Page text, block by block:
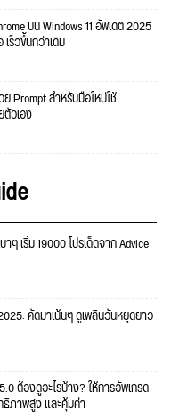
บน Windows 11 อัพเดต 2025
ร็วขึ้นกว่าเดิม
Prompt สำหรับมือใหม่ใช้
ตัวเอง
ๆ เริ่ม 19000 โปรเด็ดจาก Advice
คัดมาเน้นๆ ดูเพลินวันหยุดยาว
ต้องดูอะไรบ้าง? ให้การอัพเกรด
ธิภาพสูง และคุ้มค่า